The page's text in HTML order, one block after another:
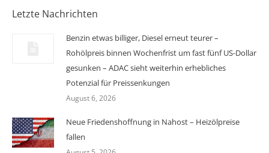
Letzte Nachrichten
Benzin etwas billiger, Diesel erneut teurer –
Rohölpreis binnen Wochenfrist um fast fünf US-Dollar
gesunken – ADAC sieht weiterhin erhebliches
Potenzial für Preissenkungen
August 6, 2026
Neue Friedenshoffnung in Nahost – Heizölpreise
fallen